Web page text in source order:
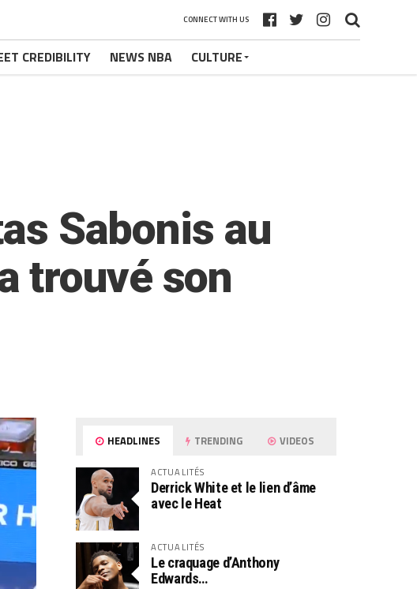
CONNECT WITH US
CREDIBILITY NEWS NBA CULTURE
Sabonis au
trouvé son
HEADLINES TRENDING VIDEOS
ACTUALITÉS
Derrick White et le lien d’âme
avec le Heat
ACTUALITÉS
Le craquage d’Anthony
Edwards…